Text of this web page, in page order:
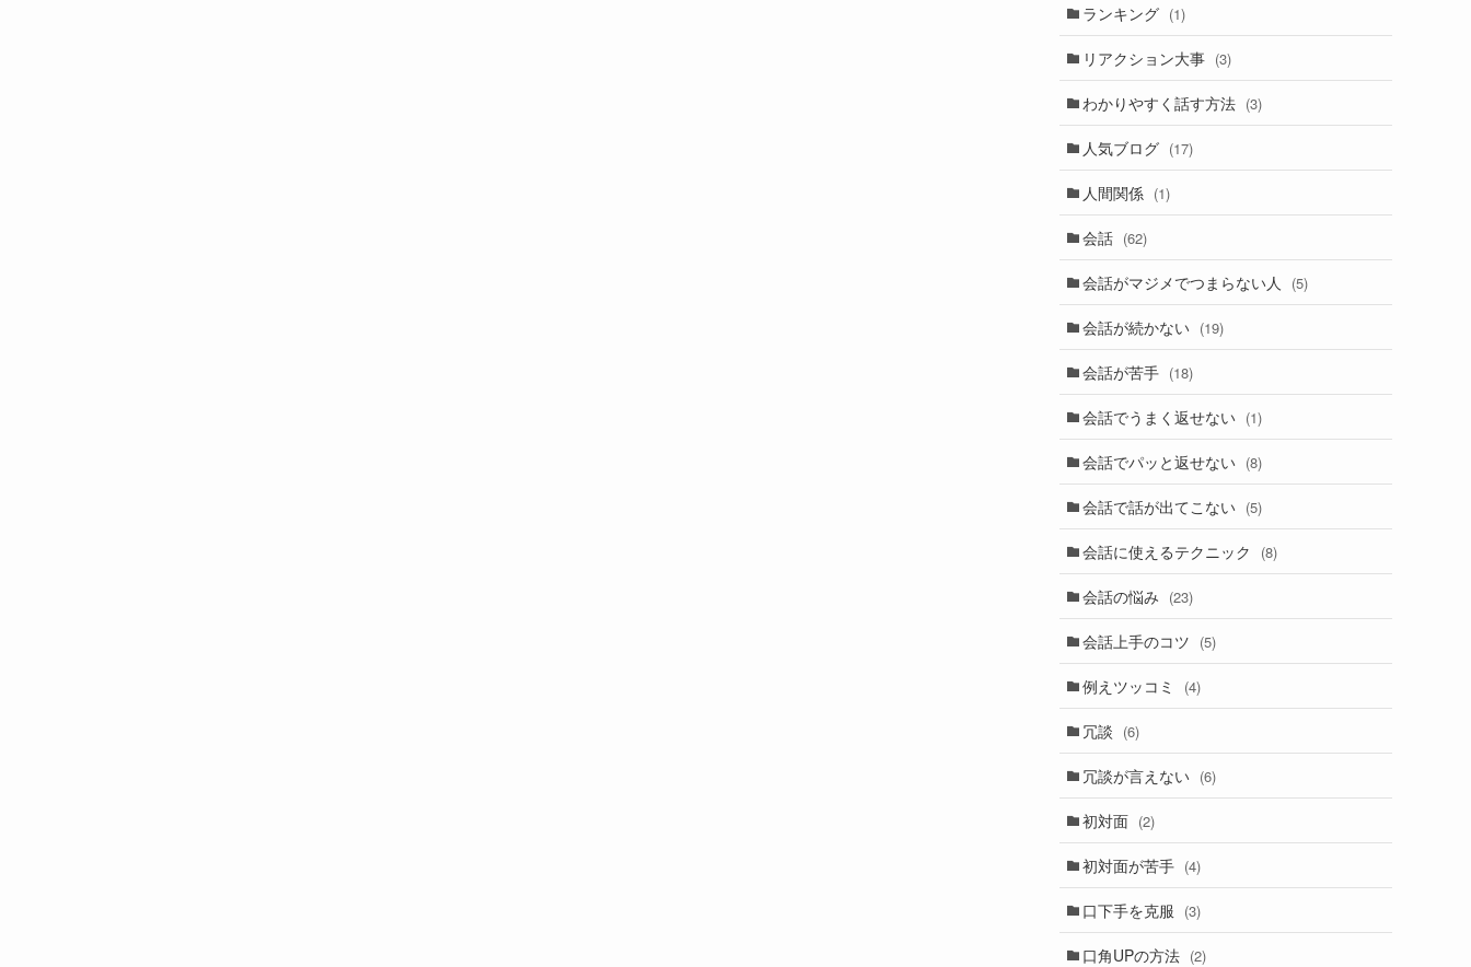
ランキング (1)
リアクション大事 (3)
わかりやすく話す方法 (3)
人気ブログ (17)
人間関係 (1)
会話 (62)
会話がマジメでつまらない人 (5)
会話が続かない (19)
会話が苦手 (18)
会話でうまく返せない (1)
会話でパッと返せない (8)
会話で話が出てこない (5)
会話に使えるテクニック (8)
会話の悩み (23)
会話上手のコツ (5)
例えツッコミ (4)
冗談 (6)
冗談が言えない (6)
初対面 (2)
初対面が苦手 (4)
口下手を克服 (3)
口角UPの方法 (2)